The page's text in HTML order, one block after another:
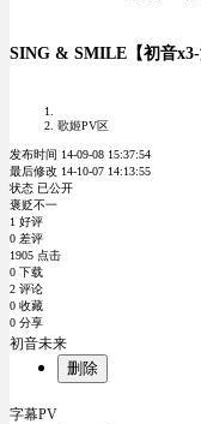
SING & SMILE【初音x3-
歌姬PV区
发布时间 14-09-08 15:37:54
最后修改 14-10-07 14:13:55
状态 已公开
褒贬不一
1 好评
0 差评
1905 点击
0 下载
2 评论
0 收藏
0 分享
初音未来
删除
字幕PV